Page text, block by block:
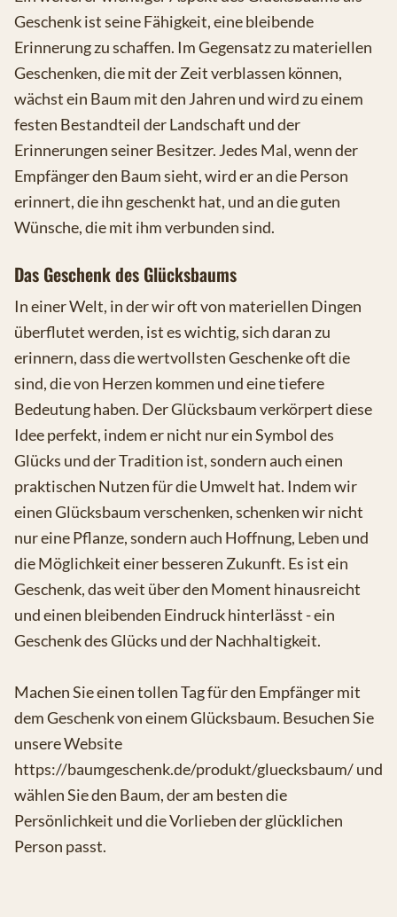
Geschenk ist seine Fähigkeit, eine bleibende
Erinnerung zu schaffen. Im Gegensatz zu materiellen
Geschenken, die mit der Zeit verblassen können,
wächst ein Baum mit den Jahren und wird zu einem
festen Bestandteil der Landschaft und der
Erinnerungen seiner Besitzer. Jedes Mal, wenn der
Empfänger den Baum sieht, wird er an die Person
erinnert, die ihn geschenkt hat, und an die guten
Wünsche, die mit ihm verbunden sind.
Das Geschenk des Glücksbaums
In einer Welt, in der wir oft von materiellen Dingen
überflutet werden, ist es wichtig, sich daran zu
erinnern, dass die wertvollsten Geschenke oft die
sind, die von Herzen kommen und eine tiefere
Bedeutung haben. Der Glücksbaum verkörpert diese
Idee perfekt, indem er nicht nur ein Symbol des
Glücks und der Tradition ist, sondern auch einen
praktischen Nutzen für die Umwelt hat. Indem wir
einen Glücksbaum verschenken, schenken wir nicht
nur eine Pflanze, sondern auch Hoffnung, Leben und
die Möglichkeit einer besseren Zukunft. Es ist ein
Geschenk, das weit über den Moment hinausreicht
und einen bleibenden Eindruck hinterlässt - ein
Geschenk des Glücks und der Nachhaltigkeit.
Machen Sie einen tollen Tag für den Empfänger mit
dem Geschenk von einem Glücksbaum. Besuchen Sie
unsere Website
https://baumgeschenk.de/produkt/gluecksbaum/ und
wählen Sie den Baum, der am besten die
Persönlichkeit und die Vorlieben der glücklichen
Person passt.